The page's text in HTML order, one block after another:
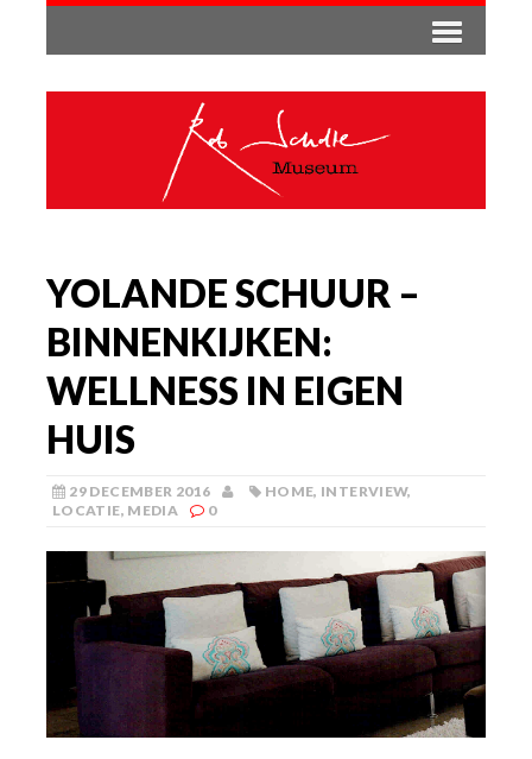
YOLANDE SCHUUR –
BINNENKIJKEN:
WELLNESS IN EIGEN
HUIS
29 DECEMBER 2016 HOME, INTERVIEW,
LOCATIE, MEDIA 0